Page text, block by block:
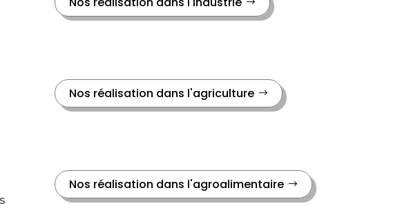
Nos réalisation dans l'agriculture
Nos réalisation dans l'agroalimentaire